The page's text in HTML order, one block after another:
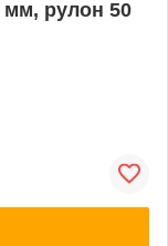
мм, рулон 50